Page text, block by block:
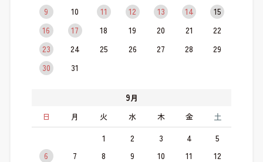
9
10 11 12 13 14
15
16
17 18 19 20 21
22
23
24 25 26 27 28
29
30
31
9月
日
月 火 水 木 金 土
1 2 3 4
5
6
7 8 9 10 11
12